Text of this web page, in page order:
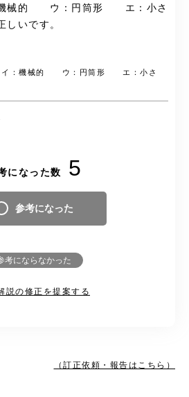
械的 ウ：円筒形 エ：小さ
いです。
：機械的 ウ：円筒形 エ：小さ
になった数 5
参考になった
考にならなかった
説の修正を提案する
（訂正依頼・報告はこちら）